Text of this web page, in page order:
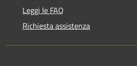
Leggi le FAQ
Richiesta assistenza